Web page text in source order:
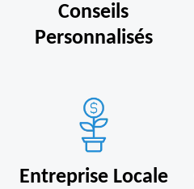
Conseils
Personnalisés
Entreprise Locale